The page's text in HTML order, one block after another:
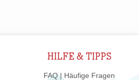
HILFE & TIPPS
FAQ | Häufige Fragen